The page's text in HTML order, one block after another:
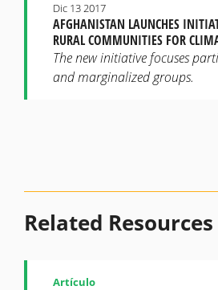
AFGHANISTAN LAUNCHES
RURAL COMMUNITIES FOR
Dic 13 2017
The new initiative focuses
and marginalized groups.
Related Resources
Artículo